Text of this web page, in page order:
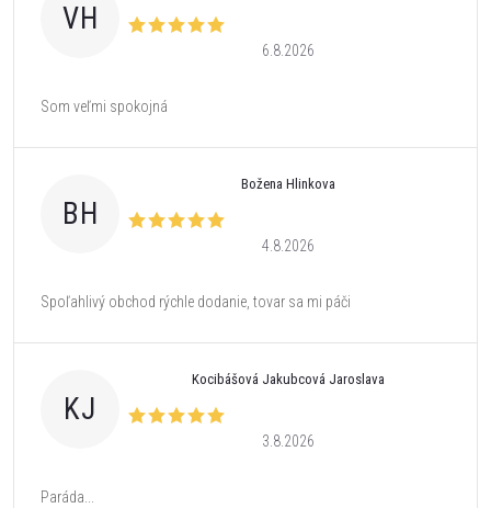
VH
6.8.2026
Som veľmi spokojná
BH
Božena Hlinkova
4.8.2026
Spoľahlivý obchod rýchle dodanie, tovar sa mi páči
KJ
Kocibášová Jakubcová Jaroslava
3.8.2026
Paráda...